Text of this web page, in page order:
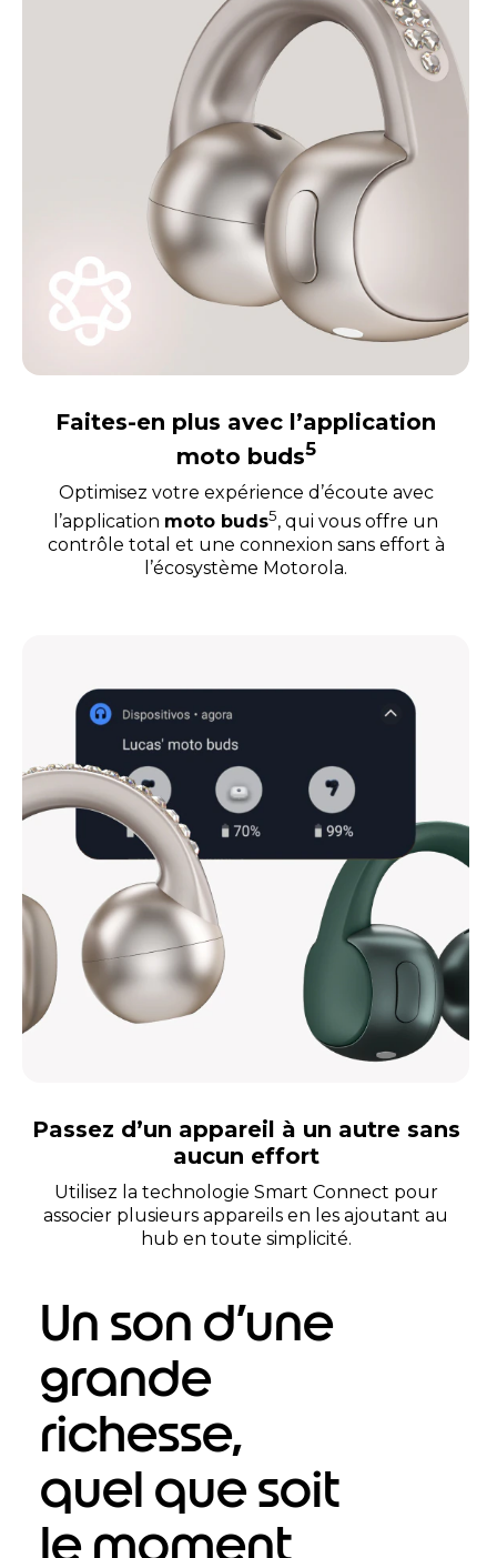
Faites-en plus avec l’application
moto buds5
Optimisez votre expérience d’écoute avec
l’application moto buds5, qui vous offre un
contrôle total et une connexion sans effort à
l’écosystème Motorola.
Passez d’un appareil à un autre sans
aucun effort
Utilisez la technologie Smart Connect pour
associer plusieurs appareils en les ajoutant au
hub en toute simplicité.
Un son d’une
grande
richesse,
quel que soit
le moment